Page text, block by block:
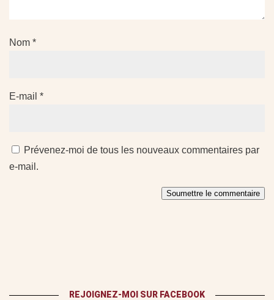
Nom *
E-mail *
Prévenez-moi de tous les nouveaux commentaires par
e-mail.
Soumettre le commentaire
REJOIGNEZ-MOI SUR FACEBOOK